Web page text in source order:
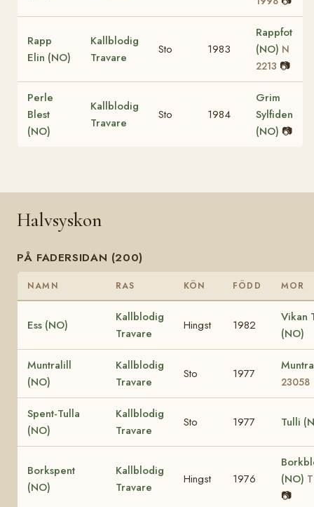
Rapp
Elin (NO)
Kallblodig
Travare
Sto 1983
Rappfot
(NO) N
2213 📷
Perle
Blest
(NO)
Kallblodig
Travare
Sto 1984
Grim
Sylfiden
(NO) 📷
Halvsyskon
PÅ FADERSIDAN (200)
NAMN RAS KÖN FÖDD MOR
Ess (NO)
Kallblodig
Travare
Hingst 1982
Vikan
(NO)
Muntralill
(NO)
Kallblodig
Travare
Sto 1977
23058
Spent-Tulla
(NO)
Kallblodig
Travare
Sto 1977 Tulli
Borkspent
(NO)
Kallblodig
Travare
Hingst 1976
(NO)
📷